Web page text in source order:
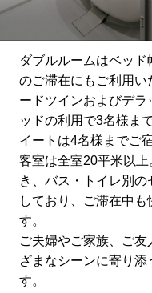
ダブルルームはベッ
のご滞在にもご利用
ードツインおよびデ
ッドの利用で3名様ま
イートは4名様までご
客室は全室20平米以
き、バス・トイレ別
しており、ご滞在中
す。
ご夫婦やご家族、ご友
ざまなシーンに寄り添
す。